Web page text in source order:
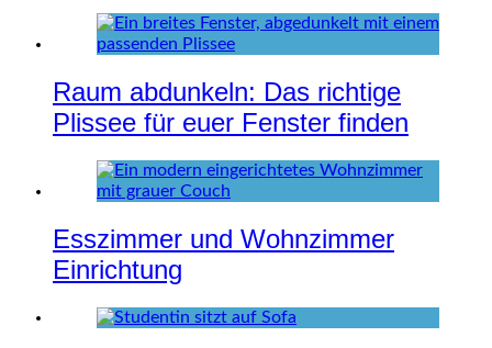
Raum abdunkeln: Das richtige
Plissee für euer Fenster finden
Esszimmer und Wohnzimmer
Einrichtung